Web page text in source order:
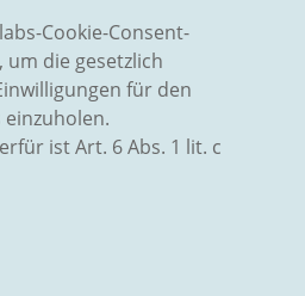
Cookie-Consent-
die gesetzlich
für den
einzuholen.
ist Art. 6 Abs. 1 lit. c